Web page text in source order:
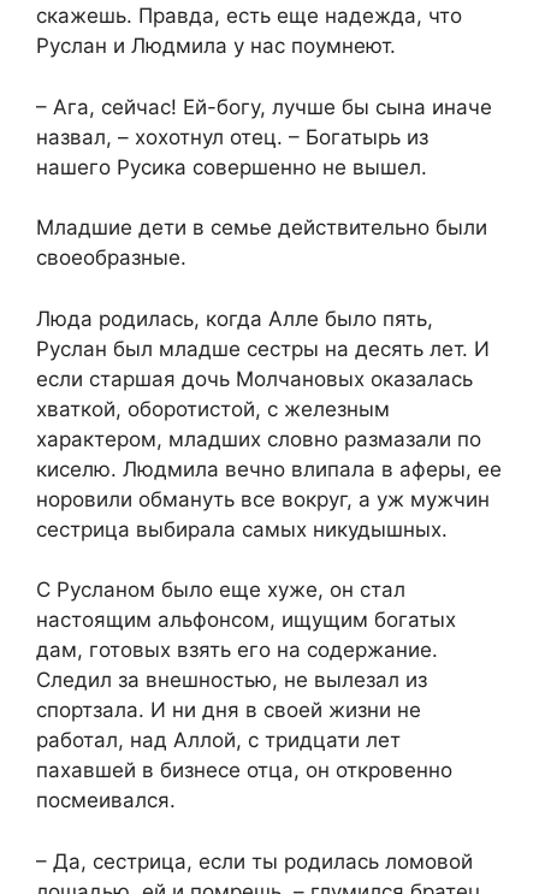
скажешь. Правда, есть еще надежда, что
Руслан и Людмила у нас поумнеют.
– Ага, сейчас! Ей-богу, лучше бы сына иначе
назвал, – хохотнул отец. – Богатырь из
нашего Русика совершенно не вышел.
Младшие дети в семье действительно были
своеобразные.
Люда родилась, когда Алле было пять,
Руслан был младше сестры на десять лет. И
если старшая дочь Молчановых оказалась
хваткой, оборотистой, с железным
характером, младших словно размазали по
киселю. Людмила вечно влипала в аферы, ее
норовили обмануть все вокруг, а уж мужчин
сестрица выбирала самых никудышных.
С Русланом было еще хуже, он стал
настоящим альфонсом, ищущим богатых
дам, готовых взять его на содержание.
Следил за внешностью, не вылезал из
спортзала. И ни дня в своей жизни не
работал, над Аллой, с тридцати лет
пахавшей в бизнесе отца, он откровенно
посмеивался.
– Да, сестрица, если ты родилась ломовой